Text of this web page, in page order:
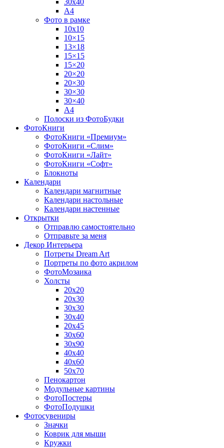
30х40
А4
Фото в рамке
10х10
10×15
13×18
15×15
15×20
20×20
20×30
30×30
30×40
A4
Полоски из ФотоБудки
ФотоКниги
ФотоКниги «Премиум»
ФотоКниги «Слим»
ФотоКниги «Лайт»
ФотоКниги «Софт»
Блокноты
Календари
Календари магнитные
Календари настольные
Календари настенные
Открытки
Отправлю самостоятельно
Отправьте за меня
Декор Интерьера
Потреты Dream Art
Портреты по фото акрилом
ФотоМозаика
Холсты
20х20
20х30
30х30
30х40
20х45
30х60
30х90
40х40
40х60
50х70
Пенокартон
Модульные картины
ФотоПостеры
ФотоПодушки
Фотоcувениры
Значки
Коврик для мыши
Кружки